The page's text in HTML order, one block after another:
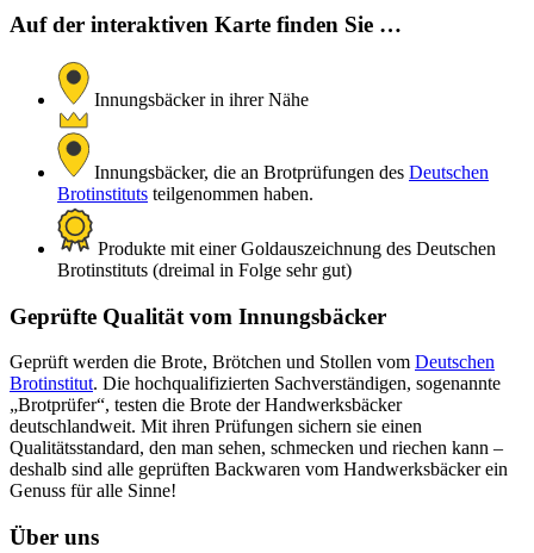
Auf der interaktiven Karte finden Sie …
Innungsbäcker in ihrer Nähe
Innungsbäcker, die an Brotprüfungen des Deutschen
Brotinstituts teilgenommen haben.
Produkte mit einer Goldauszeichnung des Deutschen
Brotinstituts (dreimal in Folge sehr gut)
Geprüfte Qualität vom Innungsbäcker
Geprüft werden die Brote, Brötchen und Stollen vom Deutschen
Brotinstitut. Die hochqualifizierten Sachverständigen, sogenannte
„Brotprüfer“, testen die Brote der Handwerksbäcker
deutschlandweit. Mit ihren Prüfungen sichern sie einen
Qualitätsstandard, den man sehen, schmecken und riechen kann –
deshalb sind alle geprüften Backwaren vom Handwerksbäcker ein
Genuss für alle Sinne!
Über uns